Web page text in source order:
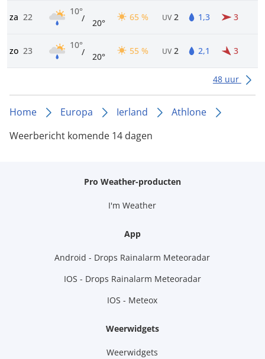
za 22
10°
/ 20°
65 % UV 2 1,3 3
zo 23
10°
/ 20°
55 % UV 2 2,1 3
48 uur
Home Europa Ierland
Athlone
Weerbericht komende 14 dagen
Pro Weather-producten
I'm Weather
App
Android - Drops Rainalarm Meteoradar
IOS - Drops Rainalarm Meteoradar
IOS - Meteox
Weerwidgets
Weerwidgets